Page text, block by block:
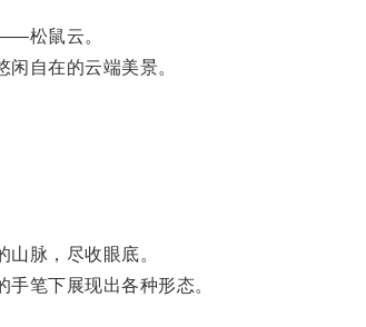
松鼠云。
自在的云端美景。
脉，尽收眼底。
笔下展现出各种形态。